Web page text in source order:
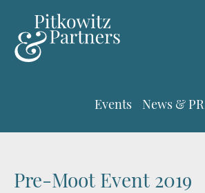
Events News & PR
Pre-Moot Event 2019